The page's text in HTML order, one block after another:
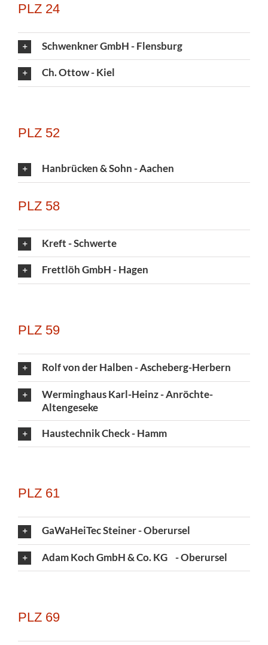
PLZ 24
Schwenkner GmbH - Flensburg
Ch. Ottow - Kiel
PLZ 52
Hanbrücken & Sohn - Aachen
PLZ 58
Kreft - Schwerte
Frettlöh GmbH - Hagen
PLZ 59
Rolf von der Halben - Ascheberg-Herbern
Werminghaus Karl-Heinz - Anröchte-
Altengeseke
Haustechnik Check - Hamm
PLZ 61
GaWaHeiTec Steiner - Oberursel
Adam Koch GmbH & Co. KG - Oberursel
PLZ 69